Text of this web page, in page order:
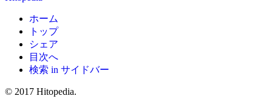
ホーム
トップ
シェア
目次へ
検索 in サイドバー
© 2017 Hitopedia.